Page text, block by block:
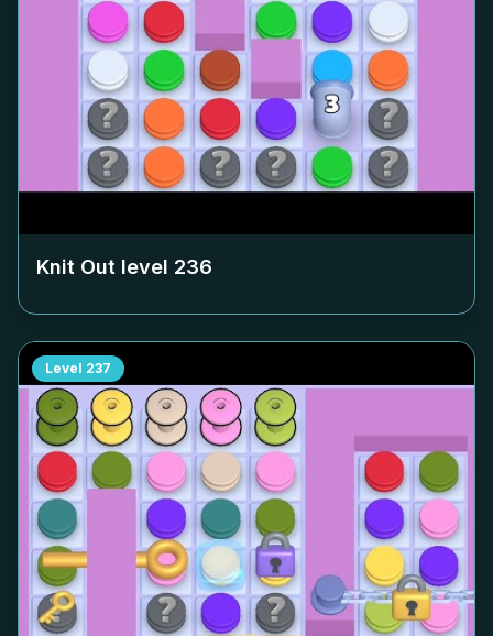
Knit Out level 236
Level 237